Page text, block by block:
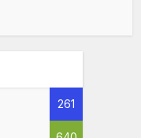
261